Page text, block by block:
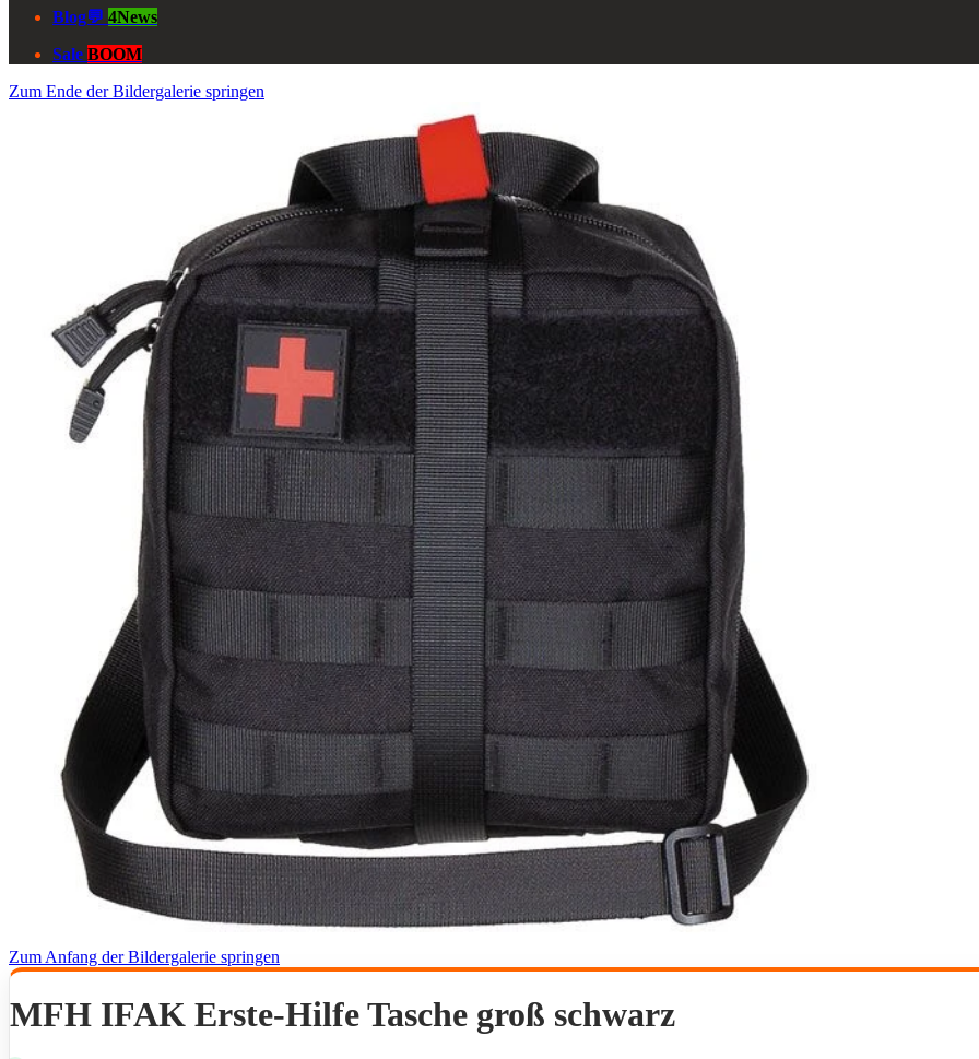
Blog💬 4News
Sale BOOM
Zum Ende der Bildergalerie springen
Zum Anfang der Bildergalerie springen
MFH IFAK Erste-Hilfe Tasche groß schwarz